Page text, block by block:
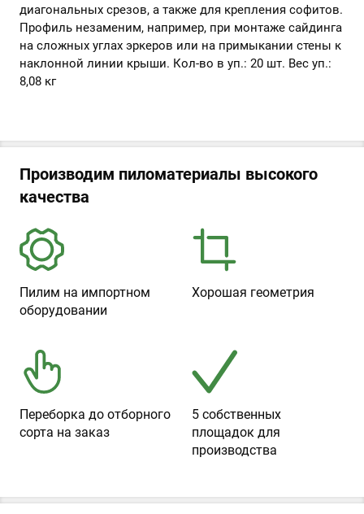
диагональных срезов, а также для крепления софитов.
Профиль незаменим, например, при монтаже сайдинга
на сложных углах эркеров или на примыкании стены к
наклонной линии крыши. Кол-во в уп.: 20 шт. Вес уп.:
8,08 кг
Производим пиломатериалы высокого
качества
Пилим на импортном
оборудовании
Хорошая геометрия
Переборка до отборного
сорта на заказ
5 собственных
площадок для
производства